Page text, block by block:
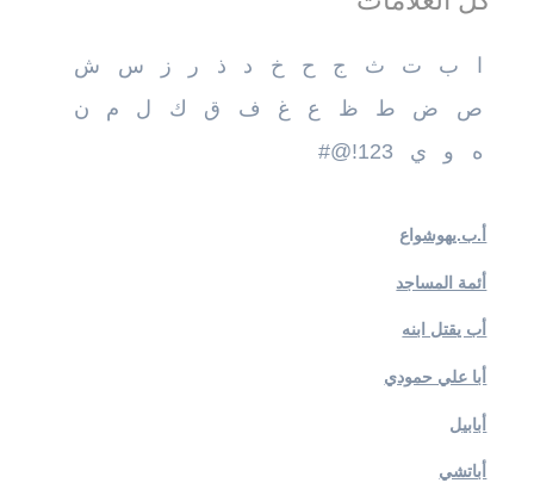
ا ب ت ث ج ح خ د ذ ر ز س
ش
ص
ض ط ظ ع غ ف ق ك ل م
ن
ه
و ي 123!@#
أ.ب.يهوشواع
أئمة المساجد
أب يقتل ابنه
أبا علي حمودي
أبابيل
أباتشي